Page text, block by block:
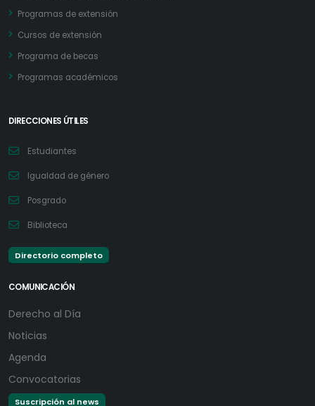
Programas de extensión
Cursos de extensión
Programa de becas
Programas académicos
DIRECCIONES ÚTILES
Estudiantes
Igualdad de género
Posgrado
Biblioteca
Directorio completo
COMUNICACIÓN
Derecho al Día
Noticias
Agenda
Convocatorias
Suscripción al news